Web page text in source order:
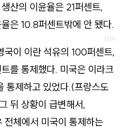
산의 이윤율은 21퍼센트,
은 10.8퍼센트밖에 안 됐다.
국이 이란 석유의 100퍼센트,
를 통제했다. 미국은 이라크
통제하고 있었다.(프랑스도
뒤 상황이 급변해서,
체에서 미국이 통제하는